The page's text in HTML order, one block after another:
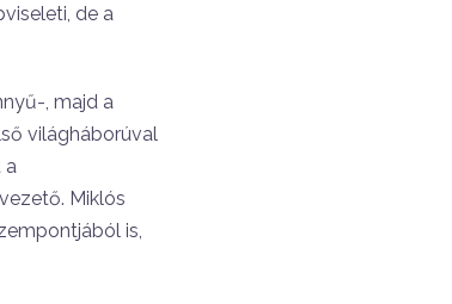
de a
, majd a
világháborúval
a
Miklós
is,